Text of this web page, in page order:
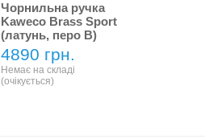
Чорнильна ручка
Kaweco Brass Sport
(латунь, перо B)
4890 грн.
Немає на складі
(очікується)